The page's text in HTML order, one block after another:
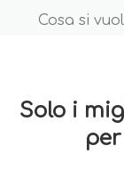
Cosa si
Solo i